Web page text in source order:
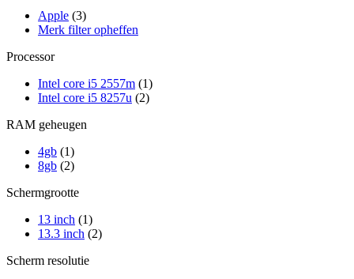
Apple (3)
Merk filter opheffen
Processor
Intel core i5 2557m (1)
Intel core i5 8257u (2)
RAM geheugen
4gb (1)
8gb (2)
Schermgrootte
13 inch (1)
13.3 inch (2)
Scherm resolutie